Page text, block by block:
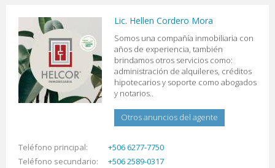
Lic. Hellen Cordero Mora
Somos una compañía inmobiliaria con
años de experiencia, también
brindamos otros servicios como:
administración de alquileres, créditos
hipotecarios y soporte como abogados
y notarios..
Otros anuncios del agente
Teléfono principal
+506 6277-7750
Teléfono secundario
+506 2589-0317